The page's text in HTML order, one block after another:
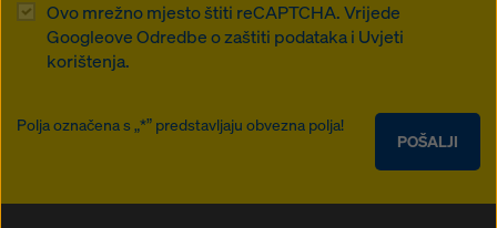
Ovo mrežno mjesto štiti reCAPTCHA. Vrijede
Googleove Odredbe o zaštiti podataka i Uvjeti
korištenja.
POŠALJI
Polja označena s „*” predstavljaju obvezna polja!